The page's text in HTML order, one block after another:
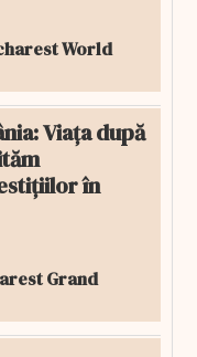
World
Viața după
în
Grand